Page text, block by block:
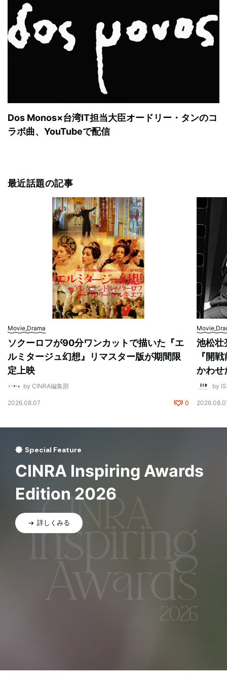
Dos Monos×台湾IT担当大臣オードリー・タンのコ
ラボ曲、YouTubeで配信
最近話題の記事
Movie,Drama
ソクーロフが90分ワンカットで描いた『エ
ルミタージュ幻想』リマスター版が期間限
定上映
by CINRA編集部
2026.08.07 0
池松壮
『開
かわせ
by
Special Feature
CINRA Inspiring Awards
Edition 2026
詳しくみる